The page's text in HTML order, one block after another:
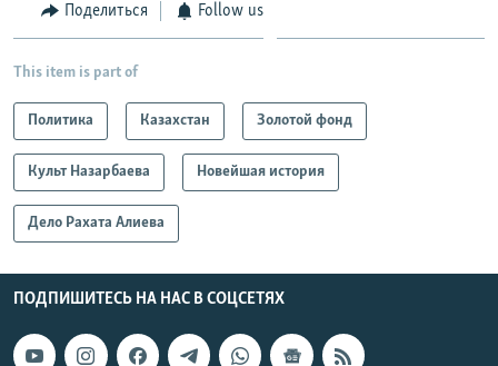
Поделиться Follow us
This item is part of
Политика Казахстан Золотой фонд
Культ Назарбаева Новейшая история
Дело Рахата Алиева
ПОДПИШИТЕСЬ НА НАС В СОЦСЕТЯХ